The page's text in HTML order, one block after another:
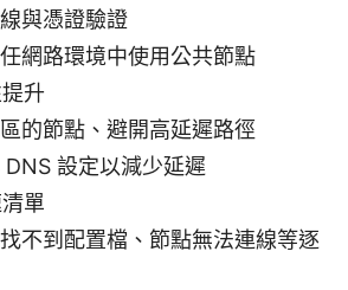
與憑證驗證
網路環境中使用公共節點
升
的節點、避開高延遲路徑
設定以減少延遲
單
不到配置檔、節點無法連線等逐